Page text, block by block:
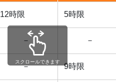
12時限 5時限
－ －
－ 9時限
スクロールできます